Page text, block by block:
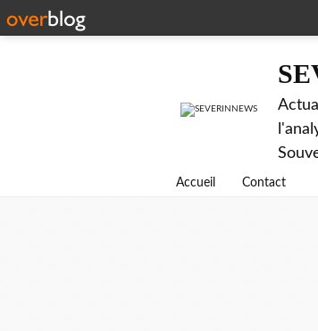
Accueil Contact